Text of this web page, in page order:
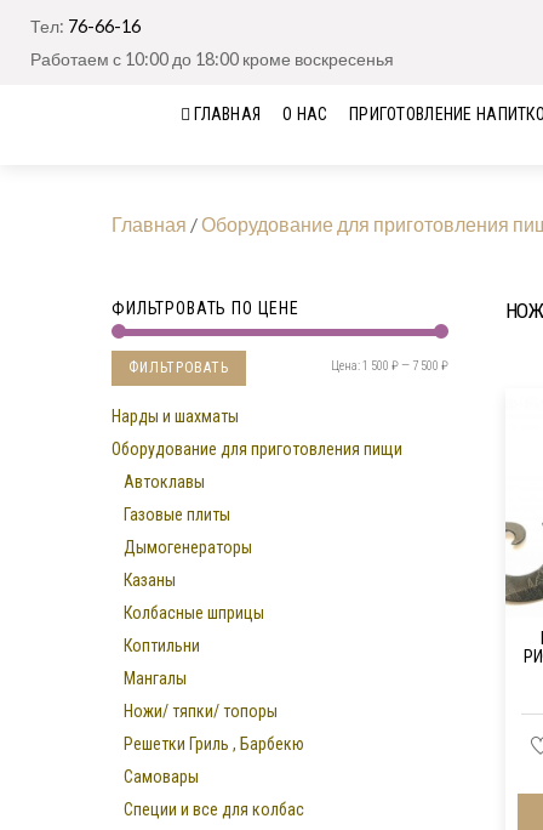
Тел: 76-66-16
Работаем с 10:00 до 18:00 кроме воскресенья
ГЛАВНАЯ О НАС ПРИГОТОВЛЕНИЕ
Главная /Оборудование для приготовления
ФИЛЬТРОВАТЬ ПО ЦЕНЕ
ФИЛЬТРОВАТЬ Цена:1 500 ₽— 7 500 ₽
Нарды и шахматы
Оборудование для приготовления пищи
Автоклавы
Газовые плиты
Дымогенераторы
Казаны
Колбасные шприцы
Коптильни
Мангалы
Ножи/ тяпки/ топоры
Решетки Гриль , Барбекю
Самовары
Специи и все для колбас